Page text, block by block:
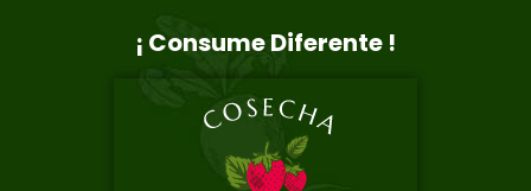
¡ Consume Diferente !